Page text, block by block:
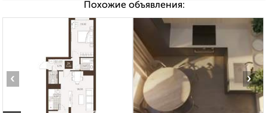
Похожие объявления:
‹ ›